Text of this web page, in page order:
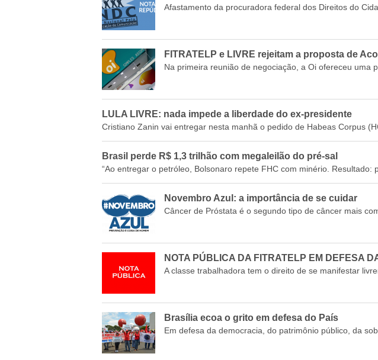
Afastamento da procuradora federal dos Direitos do
FITRATELP e LIVRE rejeitam a proposta de
Na primeira reunião de negociação, a Oi ofereceu uma
LULA LIVRE: nada impede a liberdade do ex-presidente
Cristiano Zanin vai entregar nesta manhã o pedido de Habeas Corpus
Brasil perde R$ 1,3 trilhão com megaleilão do pré-sal
“Ao entregar o petróleo, Bolsonaro repete FHC com minério. Resultado:
Novembro Azul: a importância de se cuidar
Câncer de Próstata é o segundo tipo de câncer mais
NOTA PÚBLICA DA FITRATELP EM DEFESA
A classe trabalhadora tem o direito de se manifestar
Brasília ecoa o grito em defesa do País
Em defesa da democracia, do patrimônio público, da